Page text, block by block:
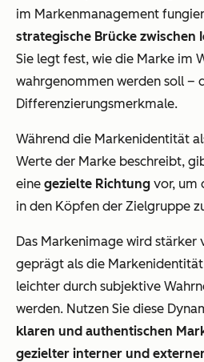
im Markenmanagement
strategische Brücke zwischen
Sie legt fest, wie die Marke im
wahrgenommen werden soll –
Differenzierungsmerkmale.
Während die Markenidentität
Werte der Marke beschreibt,
eine gezielte Richtung vor, um
in den Köpfen der Zielgruppe
Das Markenimage wird stärker
geprägt als die
leichter durch subjektive
werden. Nutzen Sie diese
klaren und authentischen
gezielter interner und